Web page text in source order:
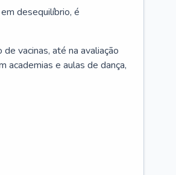
desequilíbrio, é
vacinas, até na avaliação
academias e aulas de dança,